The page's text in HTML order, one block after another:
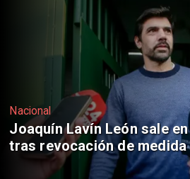
Nacional
Chile y Venezuela
de relaciones consulares